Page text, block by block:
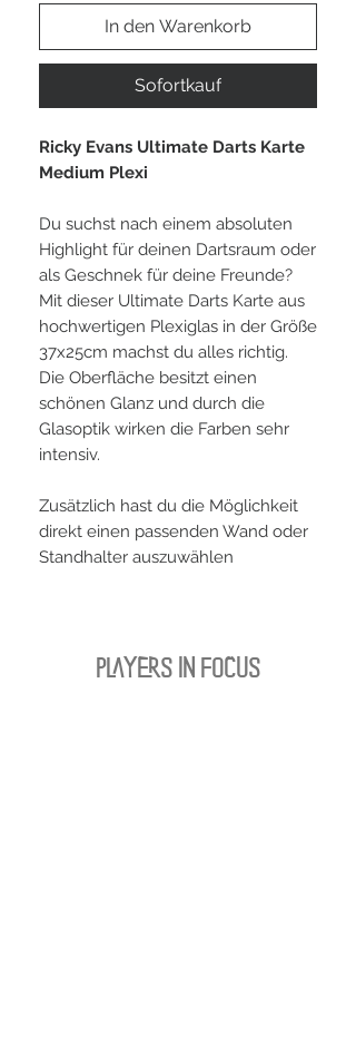
In den Warenkorb
Sofortkauf
Ricky Evans Ultimate Darts Karte
Medium Plexi
Du suchst nach einem absoluten
Highlight für deinen Dartsraum oder
als Geschnek für deine Freunde?
Mit dieser Ultimate Darts Karte aus
hochwertigen Plexiglas in der Größe
37x25cm machst du alles richtig.
Die Oberfläche besitzt einen
schönen Glanz und durch die
Glasoptik wirken die Farben sehr
intensiv.
Zusätzlich hast du die Möglichkeit
direkt einen passenden Wand oder
Standhalter auszuwählen
PLAYERS IN FOCUS